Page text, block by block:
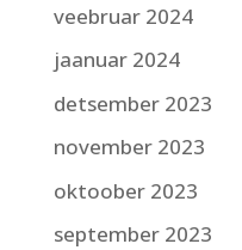
veebruar 2024
jaanuar 2024
detsember 2023
november 2023
oktoober 2023
september 2023